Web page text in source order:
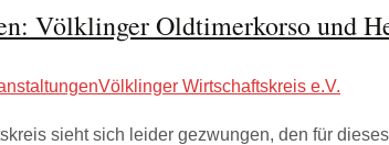
Völklinger Oldtimerkorso und
Völklinger Wirtschaftskreis e.V.
sieht sich leider gezwungen, den für